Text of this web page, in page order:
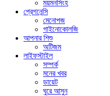
ময়মনসিংহ
প্রেগনেন্সি
মেনোপজ
গাইনোকোলজি
আপনার শিশু
অটিজম
লাইফস্টাইল
সম্পর্ক
মনের খবর
ডায়েট
ঘুরে আসুন